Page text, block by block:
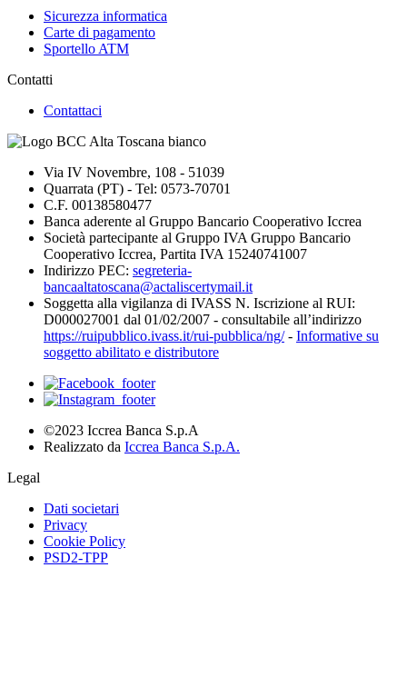
Sicurezza informatica
Carte di pagamento
Sportello ATM
Contatti
Contattaci
Via IV Novembre, 108 - 51039
Quarrata (PT) - Tel: 0573-70701
C.F. 00138580477
Banca aderente al Gruppo Bancario Cooperativo Iccrea
Società partecipante al Gruppo IVA Gruppo Bancario
Cooperativo Iccrea, Partita IVA 15240741007
Indirizzo PEC: segreteria-
bancaaltatoscana@actaliscertymail.it
Soggetta alla vigilanza di IVASS N. Iscrizione al RUI:
D000027001 dal 01/02/2007 - consultabile all’indirizzo
https://ruipubblico.ivass.it/rui-pubblica/ng/- Informative su
soggetto abilitato e distributore
©2023 Iccrea Banca S.p.A
Realizzato da Iccrea Banca S.p.A.
Legal
Dati societari
Privacy
Cookie Policy
PSD2-TPP